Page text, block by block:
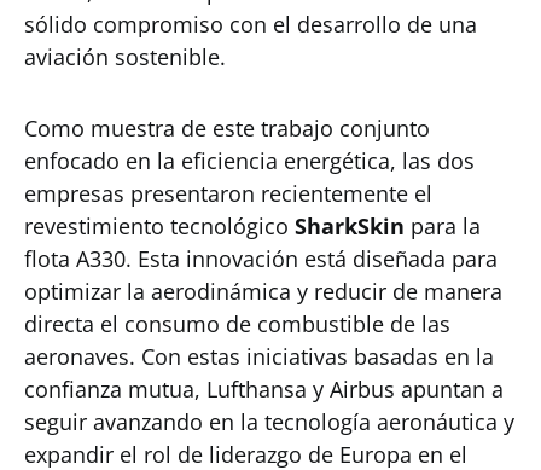
sólido compromiso con el desarrollo de una
aviación sostenible.
Como muestra de este trabajo conjunto
enfocado en la eficiencia energética, las dos
empresas presentaron recientemente el
revestimiento tecnológico SharkSkin para la
flota A330. Esta innovación está diseñada para
optimizar la aerodinámica y reducir de manera
directa el consumo de combustible de las
aeronaves. Con estas iniciativas basadas en la
confianza mutua, Lufthansa y Airbus apuntan a
seguir avanzando en la tecnología aeronáutica y
expandir el rol de liderazgo de Europa en el